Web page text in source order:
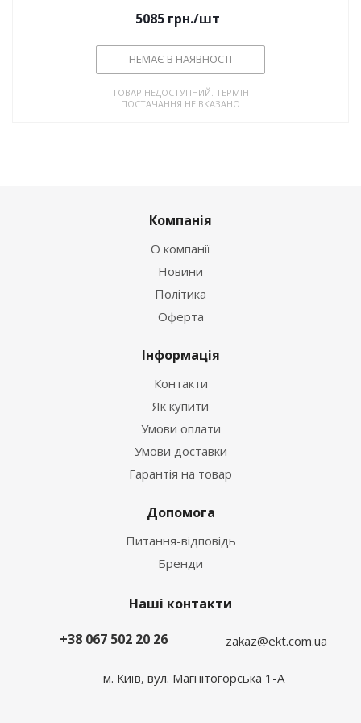
5085 грн./шт
НЕМАЄ В НАЯВНОСТІ
ТОВАР НЕДОСТУПНИЙ. ТЕРМІН
ПОСТАЧАННЯ НЕ ВКАЗАНО
Компанія
О компанії
Новини
Політика
Оферта
Інформація
Контакти
Як купити
Умови оплати
Умови доставки
Гарантія на товар
Допомога
Питання-відповідь
Бренди
Наші контакти
+38 067 502 20 26
zakaz@ekt.com.ua
м. Київ, вул. Магнітогорська 1-А